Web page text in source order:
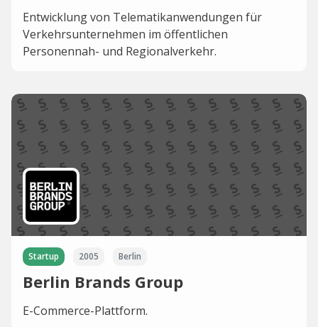
Entwicklung von Telematikanwendungen für
Verkehrsunternehmen im öffentlichen
Personennah- und Regionalverkehr.
Startup 2005 Berlin
Berlin Brands Group
E-Commerce-Plattform.